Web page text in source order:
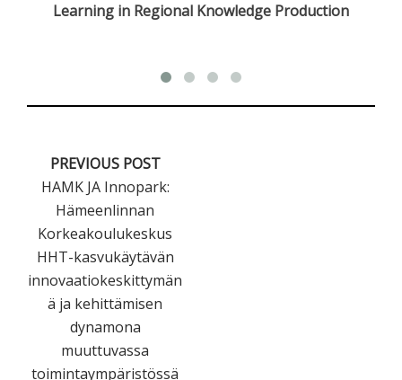
Learning in Regional Knowledge Production
PREVIOUS POST
HAMK JA Innopark:
Hämeenlinnan
Korkeakoulukeskus
HHT-kasvukäytävän
innovaatiokeskittymän
ä ja kehittämisen
dynamona
muuttuvassa
toimintaympäristössä